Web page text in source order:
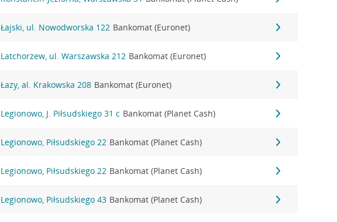
Łajski, ul. Nowodworska 122 Bankomat (Euronet)
Latchorzew, ul. Warszawska 212 Bankomat (Euronet)
Łazy, al. Krakowska 208 Bankomat (Euronet)
Legionowo, J. Piłsudskiego 31 c Bankomat (Planet Cash)
Legionowo, Piłsudskiego 22 Bankomat (Planet Cash)
Legionowo, Piłsudskiego 22 Bankomat (Planet Cash)
Legionowo, Piłsudskiego 43 Bankomat (Planet Cash)